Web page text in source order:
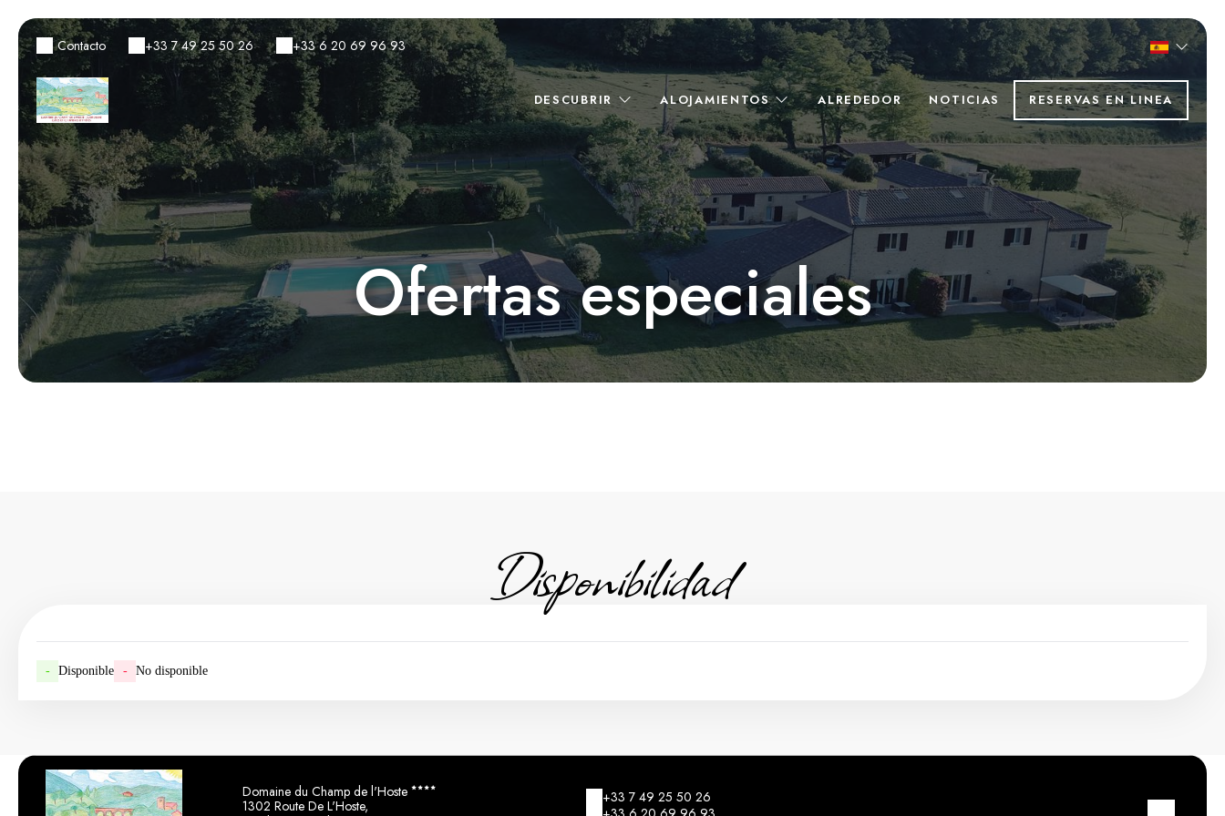
Contacto +33 7 49 25 50 26 +33 6 20 69 96 93
DESCUBRIR ALOJAMIENTOS ALREDEDOR NOTICIAS RESERVAS EN LINEA
Ofertas especiales
Disponibilidad
- Disponible - No disponible
Domaine du Champ de l'Hoste
1302 Route De L'Hoste,
+33 7 49 25 50 26